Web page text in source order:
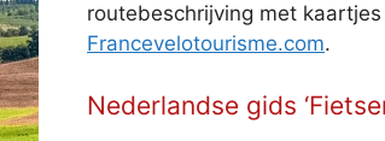
routebeschrijving met
Francevelotourisme.com.
Nederlandse gids